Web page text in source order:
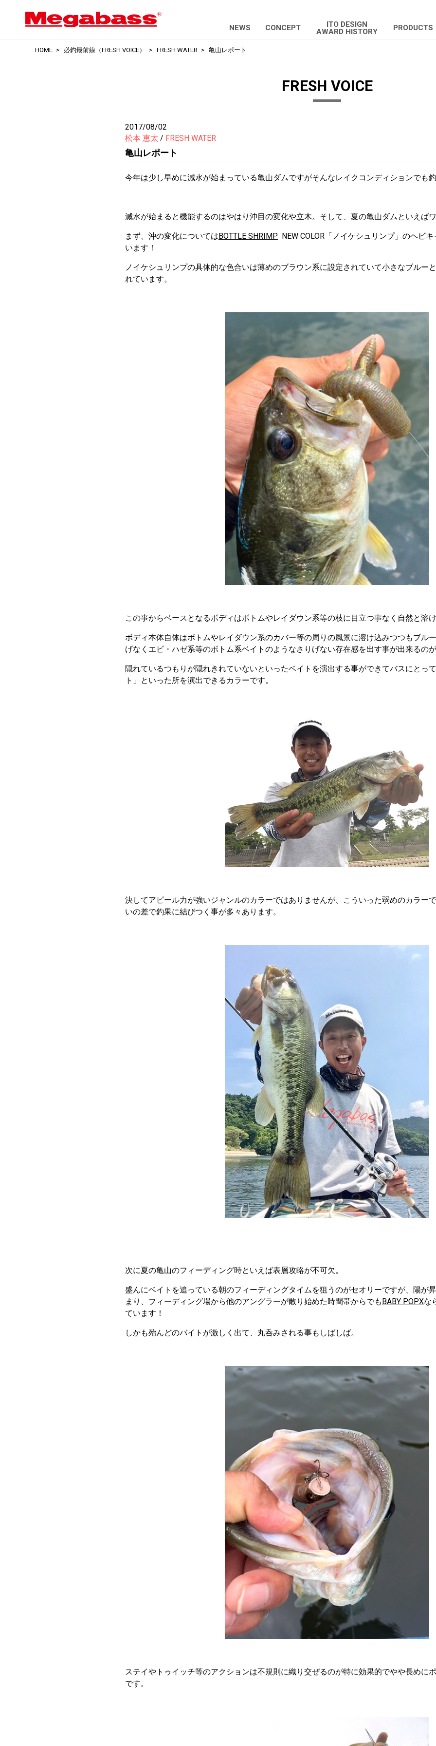
NEWS CONCEPT
ITO DESIGN
AWARD HISTORY
PRODUCTS
HOME 必釣最前線（FRESH VOICE） FRESH WATER 亀山レポート
FRESH VOICE
2017/08/02
松本 恵太
FRESH WATER
亀山レポート
今年は少し早めに減水が始まっている亀山ダムですがそんなレイクコンディションでも
減水が始まると機能するのはやはり沖目の変化や立木。そして、夏の亀山ダムといえば
まず、沖の変化についてはBOTTLE SHRIMP NEW COLOR「ノイケシュリンプ」のヘビ
います！
ノイケシュリンプの具体的な色合いは薄めのブラウン系に設定されていて小さなブルー
れています。
この事からベースとなるボディはボトムやレイダウン系等の枝に目立つ事なく自然と溶
ボディ本体自体はボトムやレイダウン系のカバー等の周りの風景に溶け込みつつもブル
げなくエビ・ハゼ系等のボトム系ベイトのようなさりげない存在感を出す事が出来るのが
隠れているつもりが隠れきれていないといったベイトを演出する事ができてバスにとっ
ト」といった所を演出できるカラーです。
決してアピール力が強いジャンルのカラーではありませんが、こういった弱めのカラー
いの差で釣果に結びつく事が多々あります。
次に夏の亀山のフィーディング時といえば表層攻略が不可欠。
盛んにベイトを追っている朝のフィーディングタイムを狙うのがセオリーですが、陽が
まり、フィーディング場から他のアングラーが散り始めた時間帯からでもBABY POPXな
ています！
しかも殆んどのバイトが激しく出て、丸呑みされる事もしばしば。
ステイやトゥイッチ等のアクションは不規則に織り交ぜるのが特に効果的でやや長めに
です。